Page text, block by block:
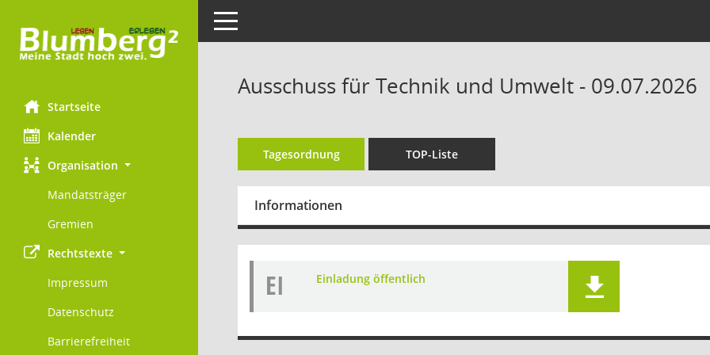
Startseite
Kalender
Organisation
Mandatsträger
Gremien
Rechtstexte
Impressum
Datenschutz
Barrierefreiheit
Toggle navigation
Ausschuss für Technik und Umwelt - 09.07.2026
Tagesordnung TOP-Liste
Informationen
EI Einladung öffentlich